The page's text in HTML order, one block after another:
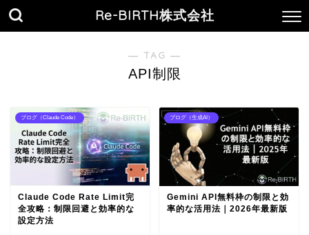
Re-BIRTH株式会社
― TAG ―
API制限
ブログ（Claude Code）
Claude Code Rate Limit完
全攻略：制限回避と効率的な
設定方法
ブログ（生成AI）
Gemini API無料枠の制限と効
率的な活用法｜2026年最新版